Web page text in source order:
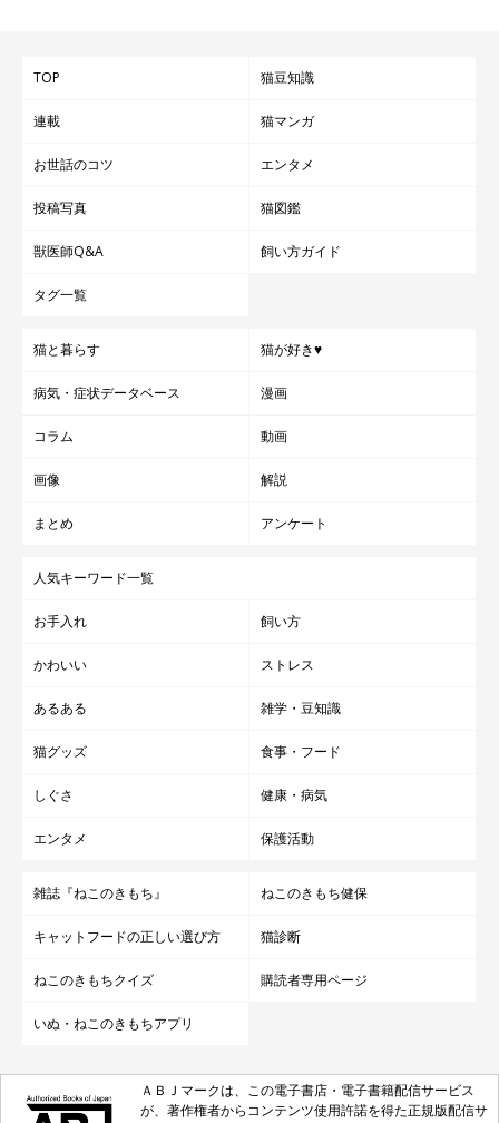
TOP 猫豆知識
連載 猫マンガ
お世話のコツ エンタメ
投稿写真 猫図鑑
獣医師Q&A 飼い方ガイド
タグ一覧
猫と暮らす 猫が好き♥
病気・症状データベース 漫画
コラム 動画
画像 解説
まとめ アンケート
人気キーワード一覧
お手入れ 飼い方
かわいい ストレス
あるある 雑学・豆知識
猫グッズ 食事・フード
しぐさ 健康・病気
エンタメ 保護活動
雑誌『ねこのきもち』 ねこのきもち健保
キャットフードの正しい選び方 猫診断
ねこのきもちクイズ 購読者専用ページ
いぬ・ねこのきもちアプリ
ＡＢＪマークは、この電子書店・電子書籍配信サービス
が、著作権者からコンテンツ使用許諾を得た正規版配信サ